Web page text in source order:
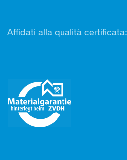
Affidati alla qualità certificata: